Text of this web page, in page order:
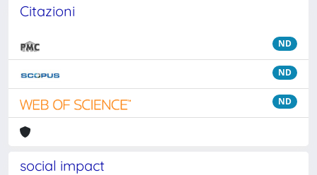
Citazioni
ND
ND
ND
social impact